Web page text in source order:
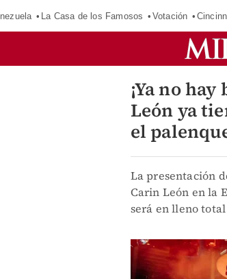
La Casa de los Famosos Votación
¡Ya no
León ya
el
La presentación
Carin León en la
será en lleno total